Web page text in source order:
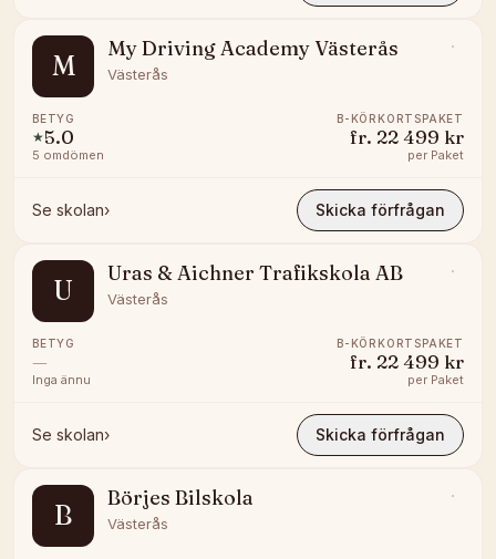
M
My Driving Academy Västerås
Västerås
BETYG
★5.0
5 omdömen
B-KÖRKORTSPAKET
fr. 22 499 kr
per Paket
Se skolan› Skicka förfrågan
U
Uras & Aichner Trafikskola AB
Västerås
BETYG
—
Inga ännu
B-KÖRKORTSPAKET
fr. 22 499 kr
per Paket
Se skolan› Skicka förfrågan
B
Börjes Bilskola
Västerås